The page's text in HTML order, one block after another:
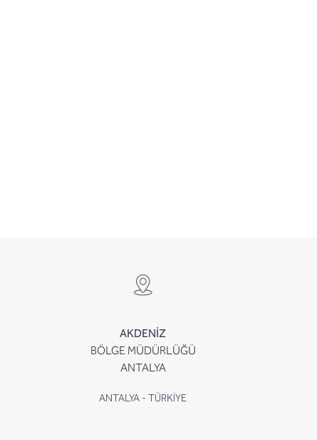
AKDENİZ
BÖLGE MÜDÜRLÜĞÜ
ANTALYA
ANTALYA - TÜRKİYE